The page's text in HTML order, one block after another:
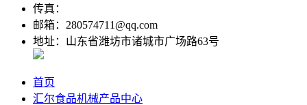
传真：
邮箱：280574711@qq.com
地址：山东省潍坊市诸城市广场路63号
首页
汇尔食品机械产品中心